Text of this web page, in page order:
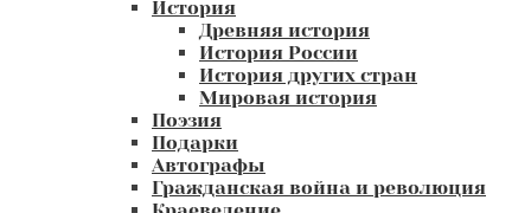
История
Древняя история
История России
История других стран
Мировая история
Поэзия
Подарки
Автографы
Гражданская война и революция